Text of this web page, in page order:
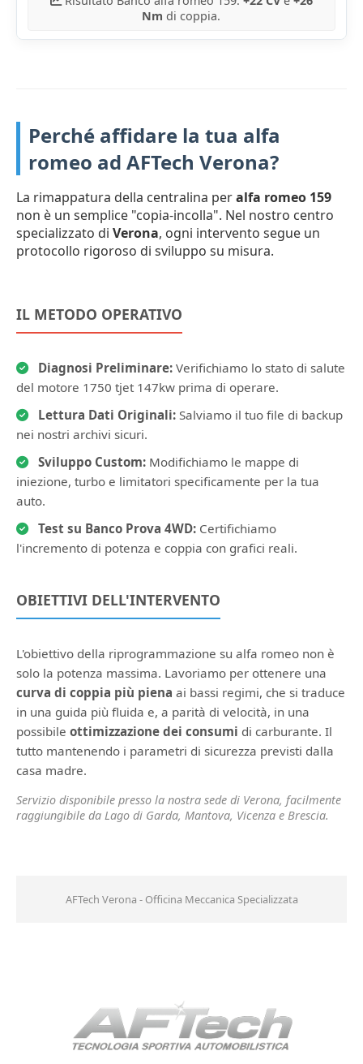
Nm di coppia.
Perché affidare la tua alfa
romeo ad AFTech Verona?
La rimappatura della centralina peralfa romeo 159
non è un semplice "copia-incolla". Nel nostro centro
specializzato di Verona, ogni intervento segue un
protocollo rigoroso di sviluppo su misura.
IL METODO OPERATIVO
Diagnosi Preliminare: Verifichiamo lo stato di salute
del motore 1750 tjet 147kw prima di operare.
Lettura Dati Originali: Salviamo il tuo file di backup
nei nostri archivi sicuri.
Sviluppo Custom: Modifichiamo le mappe di
iniezione, turbo e limitatori specificamente per la tua
auto.
Test su Banco Prova 4WD: Certifichiamo
l'incremento di potenza e coppia con grafici reali.
OBIETTIVI DELL'INTERVENTO
L'obiettivo della riprogrammazione su alfa romeo non è
solo la potenza massima. Lavoriamo per ottenere una
curva di coppia più piena ai bassi regimi, che si traduce
in una guida più fluida e, a parità di velocità, in una
possibile ottimizzazione dei consumi di carburante. Il
tutto mantenendo i parametri di sicurezza previsti dalla
casa madre.
Servizio disponibile presso la nostra sede di Verona, facilmente
raggiungibile da Lago di Garda, Mantova, Vicenza e Brescia.
AFTech Verona - Officina Meccanica Specializzata